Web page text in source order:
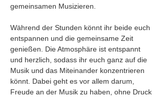
gemeinsamen Musizieren.
Während der Stunden könnt ihr beide euch
entspannen und die gemeinsame Zeit
genießen. Die Atmosphäre ist entspannt
und herzlich, sodass ihr euch ganz auf die
Musik und das Miteinander konzentrieren
könnt. Dabei geht es vor allem darum,
Freude an der Musik zu haben, ohne Druck